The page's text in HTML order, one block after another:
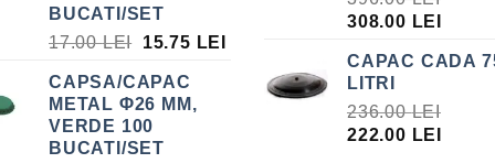
BUCATI/SET
17.00LEI
PREȚUL
A
FOST:
17.00 LEI.
15.75 LEI
ESTE:
CAPSA/CAPAC
METAL Φ26 MM,
VERDE 100
BUCATI/SET
PREȚUL
A
FOST:
396.00 LEI.
308.00 LEI
CAPAC CADA
LITRI
236.00LEI
PREȚUL
222.00 LEI